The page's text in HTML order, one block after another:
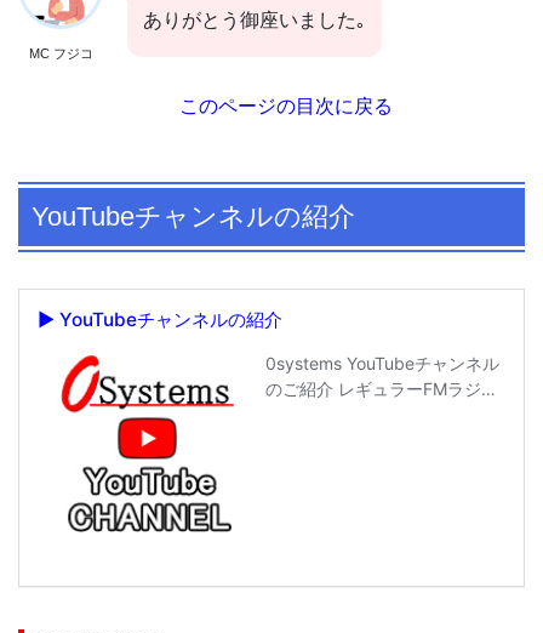
MC フジコ
ありがとう御座いました｡
このページの目次に戻る
YouTubeチャンネルの紹介